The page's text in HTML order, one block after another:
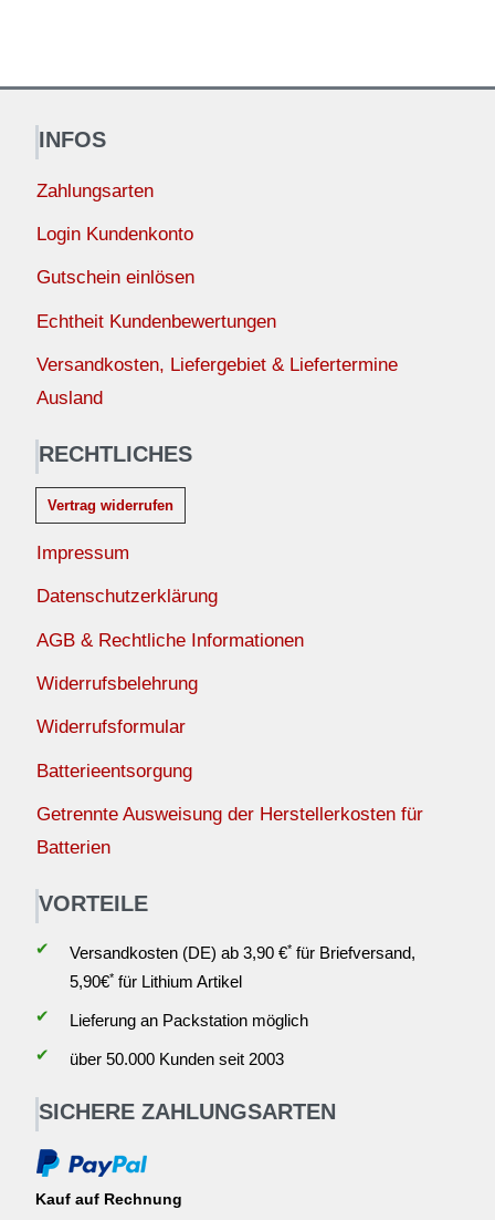
INFOS
Zahlungsarten
Login Kundenkonto
Gutschein einlösen
Echtheit Kundenbewertungen
Versandkosten, Liefergebiet & Liefertermine
Ausland
RECHTLICHES
Vertrag widerrufen
Impressum
Datenschutzerklärung
AGB & Rechtliche Informationen
Widerrufsbelehrung
Widerrufsformular
Batterieentsorgung
Getrennte Ausweisung der Herstellerkosten für
Batterien
VORTEILE
✔ Versandkosten (DE) ab 3,90 €*für Briefversand,
5,90€*für Lithium Artikel
✔
Lieferung an Packstation möglich
✔
über 50.000 Kunden seit 2003
SICHERE ZAHLUNGSARTEN
Kauf auf Rechnung